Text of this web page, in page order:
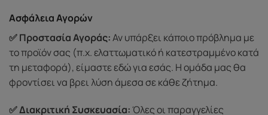
Ασφάλεια Αγορών
✅ Προστασία Αγοράς:Αν υπάρξει κάποιο πρόβλημα με
το προϊόν σας (π.χ. ελαττωματικό ή κατεστραμμένο κατά
τη μεταφορά), είμαστε εδώ για εσάς. Η ομάδα μας θα
φροντίσει να βρει λύση άμεσα σε κάθε ζήτημα.
✅ Διακριτική Συσκευασία:Όλες οι παραγγελίες